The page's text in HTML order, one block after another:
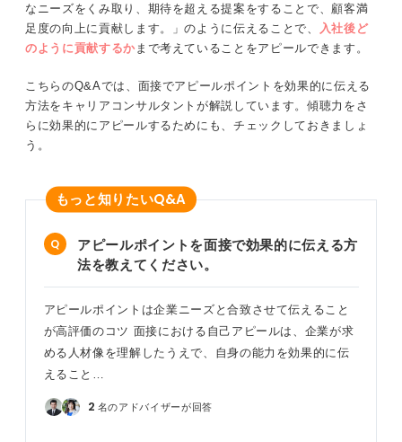
なニーズをくみ取り、期待を超える提案をすることで、顧客満
足度の向上に貢献します。」のように伝えることで、
入社後ど
のように貢献するか まで考えていることをアピールできます。
こちらのQ&Aでは、面接でアピールポイントを効果的に伝える
方法をキャリアコンサルタントが解説しています。傾聴力をさ
らに効果的にアピールするためにも、チェックしておきましょ
う。
もっと知りたいQ&A
アピールポイントを面接で効果的に伝える方
法を教えてください。
アピールポイントは企業ニーズと合致させて伝えること
が高評価のコツ 面接における自己アピールは、企業が求
める人材像を理解したうえで、自身の能力を効果的に伝
えること…
2 名のアドバイザーが回答